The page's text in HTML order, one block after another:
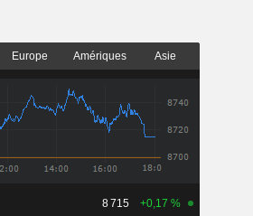
Europe Amériques Asie
8 715
+0,17 %